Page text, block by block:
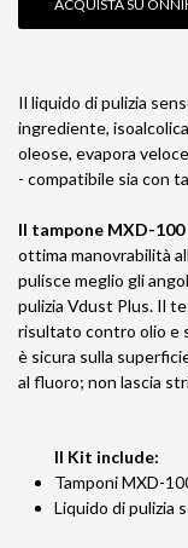
ACQUISTA SU
Il liquido di pulizia
ingrediente,
oleose, evapora
- compatibile sia con
Il tampone MXD-100
ottima manovrabilità
pulisce meglio gli
pulizia Vdust Plus. Il
risultato contro olio e
è sicura sulla
al fluoro; non lascia
Il Kit include:
Tamponi MXD-
Liquido di pulizia